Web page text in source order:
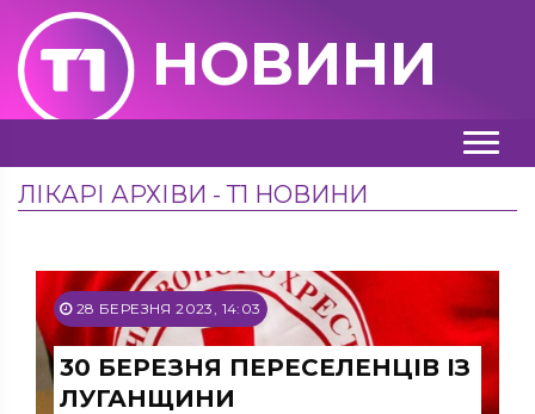
НОВИНИ
ЛІКАРІ АРХІВИ - Т1 НОВИНИ
28 БЕРЕЗНЯ 2023, 14:03
30 БЕРЕЗНЯ ПЕРЕСЕЛЕНЦІВ ІЗ
ЛУГАНЩИНИ